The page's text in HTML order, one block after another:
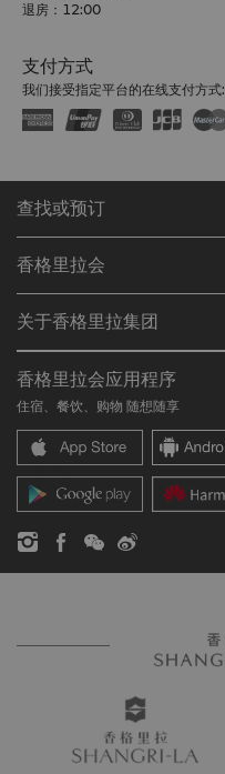
退房：12:00
支付方式
我们接受指定平台的在线支付方式:
查找或预订
查找预订
餐厅与酒吧
香格里拉会
加入香格里拉会
常见问题
联络我们
关于香格里拉集团
我们的酒店品牌
香格里拉中心
香格里拉公寓
联系方式
职业发展
企业社会责任
新闻稿
香格里拉会应用程序
住宿、餐饮、购物 随想随享